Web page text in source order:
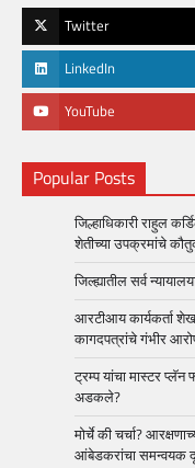
Twitter
LinkedIn
YouTube
Popular Posts
जिल्हाधिकारी राहुल
शेतीच्या उपक्रमांचे
जिल्ह्यातील सर्व
आरटीआय कार्यकर्ता
कागदपत्रांचे गंभीर
ट्रम्प यांचा मास्टर
अडकले?
मोर्चे की चर्चा?
आंबेडकरांचा समन्वयक